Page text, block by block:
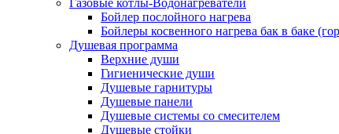
Газовые котлы-Водонагреватели
Бойлер послойного нагрева
Бойлеры косвенного нагрева бак в баке
Душевая программа
Верхние души
Гигиенические души
Душевые гарнитуры
Душевые панели
Душевые системы со смесителем
Душевые стойки